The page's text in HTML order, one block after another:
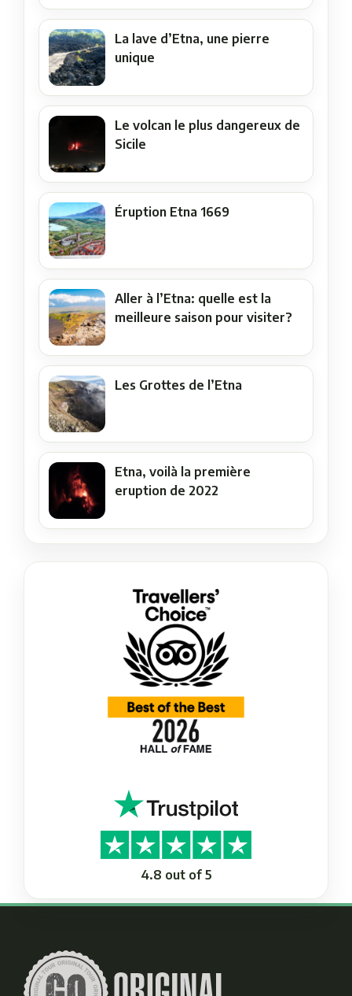
La lave d’Etna, une pierre
unique
Le volcan le plus dangereux de
Sicile
Éruption Etna 1669
Aller à l’Etna: quelle est la
meilleure saison pour visiter?
Les Grottes de l’Etna
Etna, voilà la première
eruption de 2022
4.8 out of 5